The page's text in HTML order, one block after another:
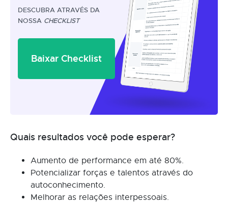
DESCUBRA ATRAVÉS DA
NOSSA CHECKLIST
Baixar Checklist
Quais resultados você pode esperar?
Aumento de performance em até 80%.
Potencializar forças e talentos através do
autoconhecimento.
Melhorar as relações interpessoais.